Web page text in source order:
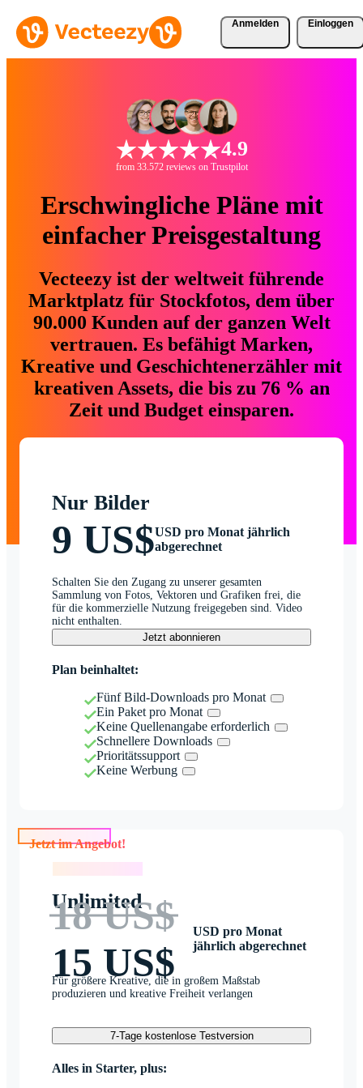
Anmelden Einloggen
4.9
from 33.572 reviews on Trustpilot
Erschwingliche Pläne mit
einfacher Preisgestaltung
Vecteezy ist der weltweit führende
Marktplatz für Stockfotos, dem über
90.000 Kunden auf der ganzen Welt
vertrauen. Es befähigt Marken,
Kreative und Geschichtenerzähler mit
kreativen Assets, die bis zu 76 % an
Zeit und Budget einsparen.
Nur Bilder
9 US$USD pro Monat jährlich
abgerechnet
Schalten Sie den Zugang zu unserer gesamten
Sammlung von Fotos, Vektoren und Grafiken frei, die
für die kommerzielle Nutzung freigegeben sind. Video
nicht enthalten.
Jetzt abonnieren
Plan beinhaltet:
Fünf Bild-Downloads pro Monat
Ein Paket pro Monat
Keine Quellenangabe erforderlich
Schnellere Downloads
Prioritätssupport
Keine Werbung
Jetzt im Angebot!
Unlimited
18 US$
15 US$
USD pro Monat
jährlich abgerechnet
Für größere Kreative, die in großem Maßstab
produzieren und kreative Freiheit verlangen
7-Tage kostenlose Testversion
Alles in Starter, plus: